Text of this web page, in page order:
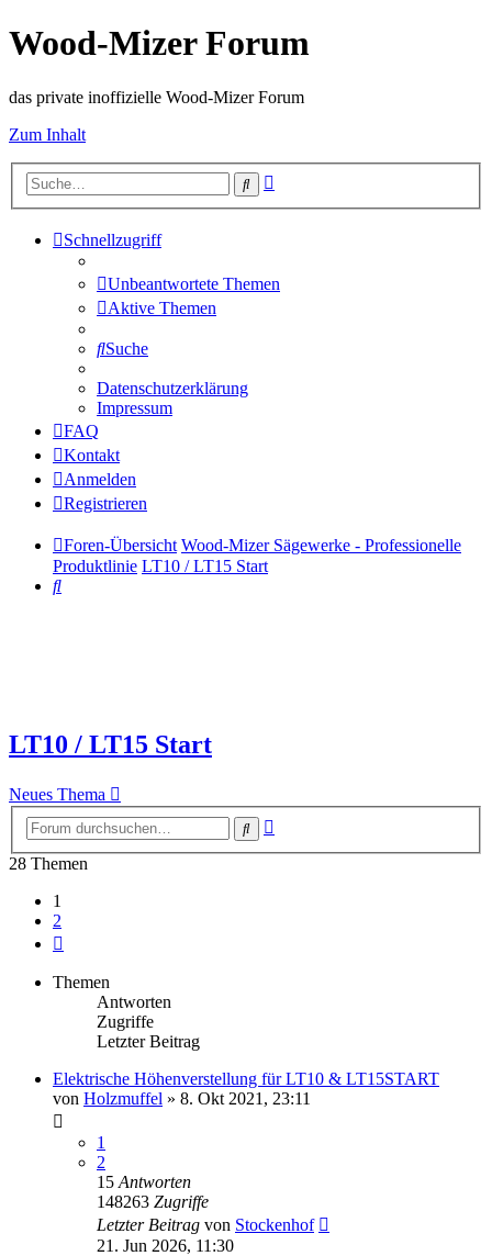
Wood-Mizer Forum
das private inoffizielle Wood-Mizer Forum
Zum Inhalt
Suche
Schnellzugriff
Unbeantwortete Themen
Aktive Themen
Suche
Datenschutzerklärung
Impressum
FAQ
Kontakt
Anmelden
Registrieren
Foren-Übersicht Wood-Mizer Sägewerke - Professionelle
Produktlinie LT10 / LT15 Start
Suche
LT10 / LT15 Start
Neues Thema
Suche
28 Themen
1
2
Themen
Antworten
Zugriffe
Letzter Beitrag
Elektrische Höhenverstellung für LT10 & LT15START
von Holzmuffel » 8. Okt 2021, 23:11
1
2
15 Antworten
148263 Zugriffe
Letzter Beitrag von Stockenhof
21. Jun 2026, 11:30